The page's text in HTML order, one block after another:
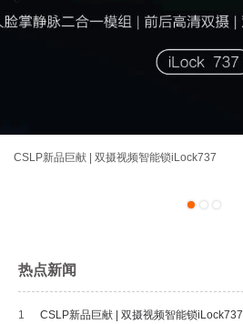
CSLP新品巨献 | 双摄视频智能锁iLock737
热点新闻
1 CSLP新品巨献 | 双摄视频智能锁iLock737